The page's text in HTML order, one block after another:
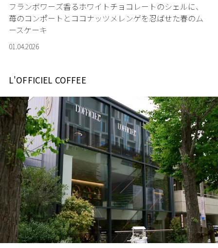
フランボワーズ香るホワイトチョコレートのシェルに、
苺のコンポートとココナッツメレンゲを忍ばせた春のム
ースケーキ
01.04.2026
L'OFFICIEL COFFEE